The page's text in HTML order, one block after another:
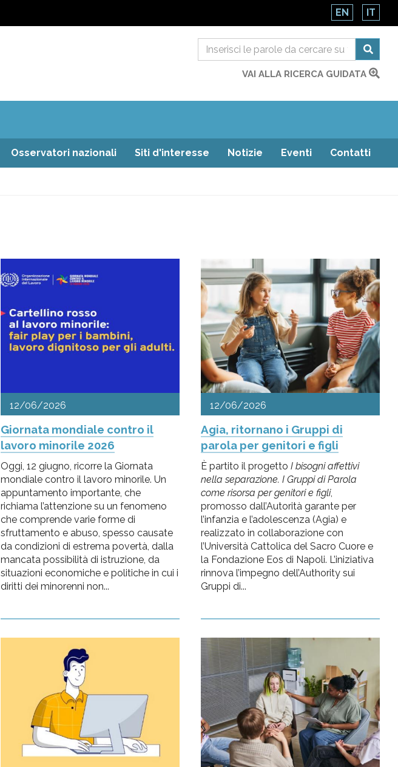
EN IT
VAI ALLA RICERCA GUIDATA
Osservatori nazionali Siti d'interesse Notizie Eventi Contatti
12/06/2026
Giornata mondiale contro il
lavoro minorile 2026
Oggi, 12 giugno, ricorre la Giornata
mondiale contro il lavoro minorile. Un
appuntamento importante, che
richiama l’attenzione su un fenomeno
che comprende varie forme di
sfruttamento e abuso, spesso causate
da condizioni di estrema povertà, dalla
mancata possibilità di istruzione, da
situazioni economiche e politiche in cui i
diritti dei minorenni non...
12/06/2026
Agia, ritornano i Gruppi di
parola per genitori e figli
È partito il progetto I bisogni affettivi
nella separazione. I Gruppi di Parola
come risorsa per genitori e figli,
promosso dall’Autorità garante per
l’infanzia e l’adolescenza (Agia) e
realizzato in collaborazione con
l’Università Cattolica del Sacro Cuore e
la Fondazione Eos di Napoli. L’iniziativa
rinnova l’impegno dell’Authority sui
Gruppi di...